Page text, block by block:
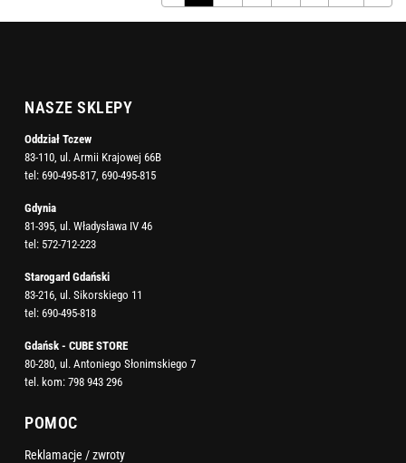
NASZE SKLEPY
Oddział Tczew
83-110, ul. Armii Krajowej 66B
tel: 690-495-817 690-495-815
Gdynia
81-395, ul. Władysława IV 46
tel: 572-712-223
Starogard Gdański
83-216, ul. Sikorskiego 11
tel: 690-495-818
Gdańsk - CUBE STORE
80-280, ul. Antoniego Słonimskiego 7
tel. kom: 798 943 296
POMOC
Reklamacje / zwroty